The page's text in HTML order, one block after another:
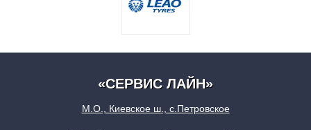
«СЕРВИС ЛАЙН»
М.О., Киевское ш., с.Петровское